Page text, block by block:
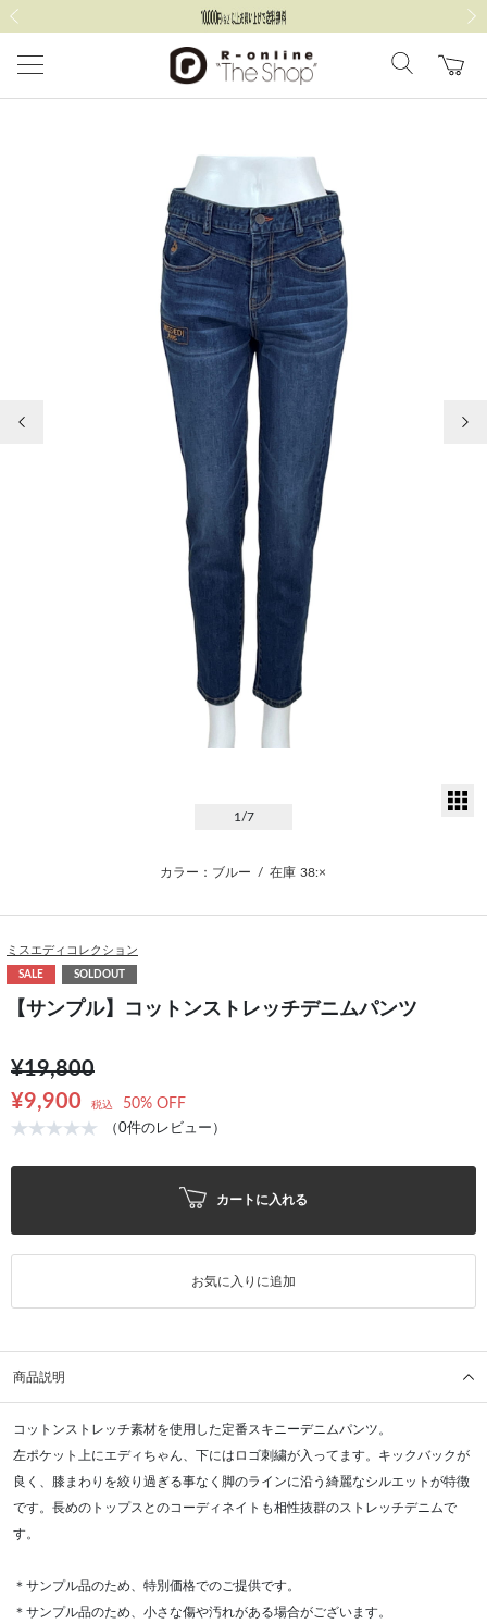
1 /7
カラー：ブルー / 在庫 38:×
ミスエディコレクション
SALE SOLDOUT
【サンプル】コットンストレッチデニムパンツ
¥19,800
¥9,900
税込 50% OFF
（0件のレビュー）
カートに入れる
お気に入りに追加
商品説明
コットンストレッチ素材を使用した定番スキニーデニムパンツ。
左ポケット上にエディちゃん、下にはロゴ刺繍が入ってます。キックバックが
良く、膝まわりを絞り過ぎる事なく脚のラインに沿う綺麗なシルエットが特徴
です。長めのトップスとのコーディネイトも相性抜群のストレッチデニムで
す。
＊サンプル品のため、特別価格でのご提供です。
＊サンプル品のため、小さな傷や汚れがある場合がございます。